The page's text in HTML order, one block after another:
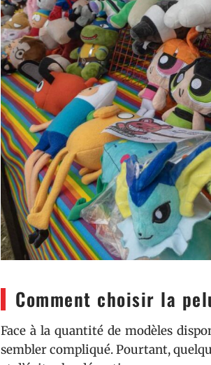
Comment choisir la
Face à la quantité de modèles
sembler compliqué. Pourtant,